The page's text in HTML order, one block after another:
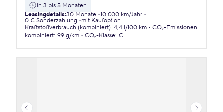
in 3 bis 5 Monaten
Leasingdetails:30 Monate 10.000 km/Jahr
0 € Sonderzahlung
mit Kaufoption
Kraftstoffverbrauch (kombiniert): 4,4 l/100 km
CO₂-Emissionen
kombiniert: 99 g/km CO₂-Klasse: C